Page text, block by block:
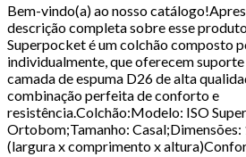
Bem-vindo(a) ao nosso
descrição completa sobre esse
Superpocket é um colchão composto
individualmente, que oferecem
camada de espuma D26 de alta
combinação perfeita de conforto e
resistência.Colchão:Modelo: ISO
Ortobom;Tamanho:
(largura x comprimento x